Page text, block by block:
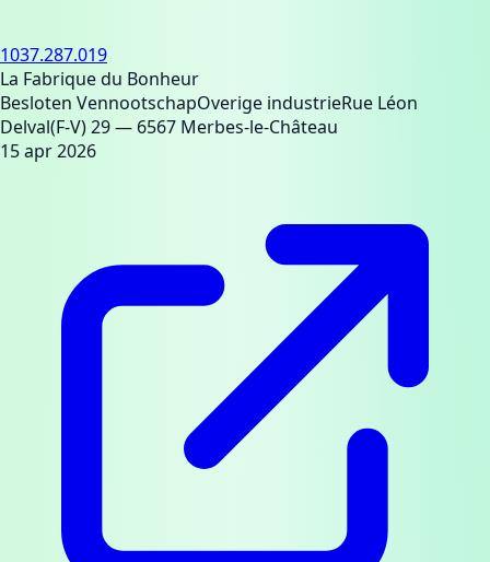
1037.287.019
La Fabrique du Bonheur
Besloten VennootschapOverige industrieRue Léon
Delval(F-V) 29— 6567 Merbes-le-Château
15 apr 2026